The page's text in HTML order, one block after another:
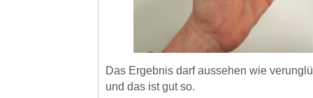
Das Ergebnis darf aussehen wie
und das ist gut so.